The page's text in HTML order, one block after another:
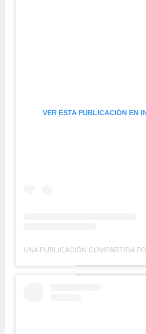
VER ESTA PUBLICACIÓN EN